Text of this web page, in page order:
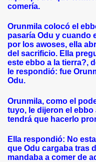
comería.
Orunmila colocó el
pasaría Odu y cuando
por los awoses, ella
del sacrificio. Ella
este ebbo a la tierra?,
le respondió: fue
Odu.
Orunmila, como el
tuyo, le dijeron el ebbo
tendrá que hacerlo
Ella respondió: No
que Odu cargaba tras
mandaba a comer de